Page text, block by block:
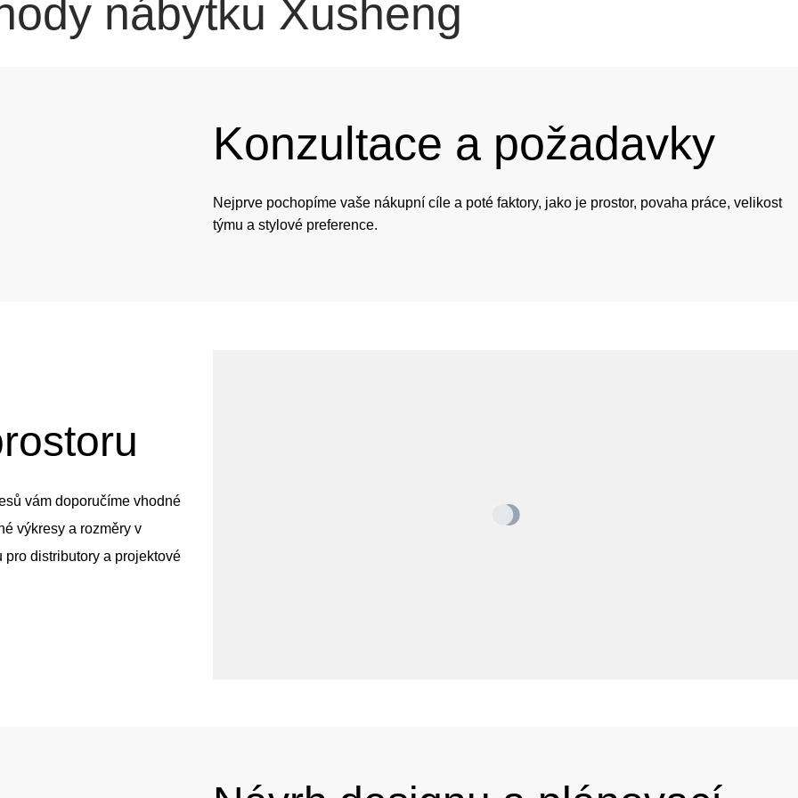
nábytku Xusheng
Konzultace a požadavky
Nejprve pochopíme vaše nákupní cíle a poté faktory, jako je prostor, povaha práce, velikost
týmu a stylové preference.
vám doporučíme vhodné
výkresy a rozměry v
distributory a projektové